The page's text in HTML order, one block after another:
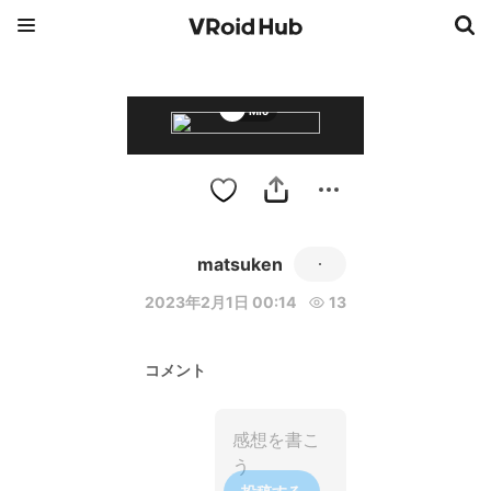
Mio
matsuken
2023年2月1日 00:14 13
コメント